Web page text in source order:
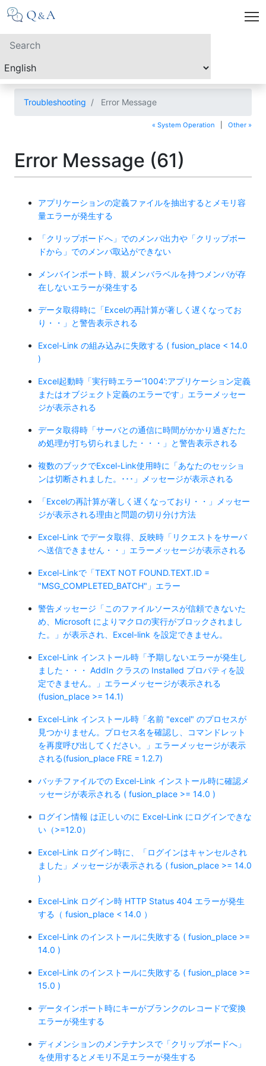
Troubleshooting Error Message
« System Operation Other »
Error Message (61)
アプリケーションの定義ファイルを抽出するとメモリ容
量エラーが発生する
「クリップボードへ」でのメンバ出力や「クリップボー
ドから」でのメンバ取込ができない
メンバインポート時、親メンバラベルを持つメンバが存
在しないエラーが発生する
データ取得時に「Excelの再計算が著しく遅くなってお
り・・」と警告表示される
Excel-Link の組み込みに失敗する ( fusion_place < 14.0
)
Excel起動時「実行時エラー’1004’:アプリケーション定義
またはオブジェクト定義のエラーです」エラーメッセー
ジが表示される
データ取得時「サーバとの通信に時間がかかり過ぎたた
め処理が打ち切られました・・・」と警告表示される
複数のブックでExcel-Link使用時に「あなたのセッショ
ンは切断されました。･･･」メッセージが表示される
「Excelの再計算が著しく遅くなっており・・」メッセー
ジが表示される理由と問題の切り分け方法
Excel-Link でデータ取得、反映時「リクエストをサーバ
へ送信できません・・」エラーメッセージが表示される
Excel-Linkで「TEXT NOT FOUND.TEXT.ID =
"MSG_COMPLETED_BATCH"」エラー
警告メッセージ「このファイルソースが信頼できないた
め、Microsoft によりマクロの実行がブロックされまし
た。」が表示され、Excel-link を設定できません。
Excel-Link インストール時「予期しないエラーが発生し
ました・・・ AddIn クラスの Installed プロパティを設
定できません。」エラーメッセージが表示される
(fusion_place >= 14.1)
Excel-Link インストール時「名前 "excel" のプロセスが
見つかりません。プロセス名を確認し、コマンドレット
を再度呼び出してください。」エラーメッセージが表示
される(fusion_place FRE = 1.2.7)
バッチファイルでの Excel-Link インストール時に確認メ
ッセージが表示される ( fusion_place >= 14.0 )
ログイン情報 は正しいのに Excel-Link にログインできな
い（>=12.0）
Excel-Link ログイン時に、「ログインはキャンセルされ
ました」メッセージが表示される ( fusion_place >= 14.0
)
Excel-Link ログイン時 HTTP Status 404 エラーが発生
する（ fusion_place < 14.0 ）
Excel-Link のインストールに失敗する ( fusion_place >=
14.0 )
Excel-Link のインストールに失敗する ( fusion_place >=
15.0 )
データインポート時にキーがブランクのレコードで変換
エラーが発生する
ディメンションのメンテナンスで「クリップボードへ」
を使用するとメモリ不足エラーが発生する